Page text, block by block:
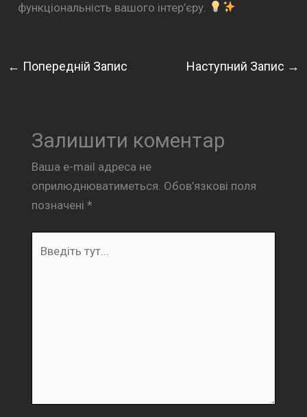
функціональність вашого інтер’єру.
← Попередній Запис Наступний Запис →
Залишити коментар
Ваша e-mail адреса не
оприлюднюватиметься. Обов’язкові поля
позначені *